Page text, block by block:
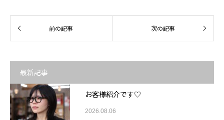
最新記事
お客様紹介です♡
2026.08.06